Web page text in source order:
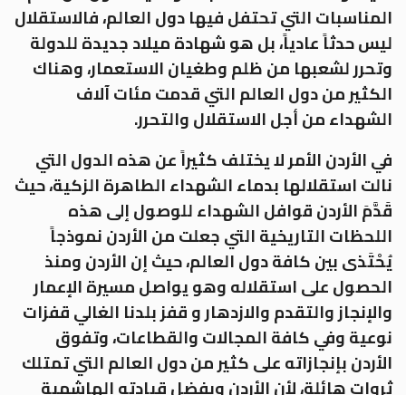
المناسبات التي تحتفل فيها دول العالم، فالاستقلال
ليس حدثاً عادياً، بل هو شهادة ميلاد جديدة للدولة
وتحرر لشعبها من ظلم وطغيان الاستعمار، وهناك
الكثير من دول العالم التي قدمت مئات آلاف
الشهداء من أجل الاستقلال والتحرر.
في الأردن الأمر لا يختلف كثيراً عن هذه الدول التي
نالت استقلالها بدماء الشهداء الطاهرة الزكية، حيث
قَدَّمَ الأردن قوافل الشهداء للوصول إلى هذه
اللحظات التاريخية التي جعلت من الأردن نموذجاً
يُحْتَذى بين كافة دول العالم، حيث إن الأردن ومنذ
الحصول على استقلاله وهو يواصل مسيرة الإعمار
والإنجاز والتقدم والازدهار و قفز بلدنا الغالي قفزات
نوعية وفي كافة المجالات والقطاعات، وتفوق
الأردن بإنجازاته على كثير من دول العالم التي تمتلك
ثروات هائلة، لأن الأردن وبفضل قيادته الهاشمية